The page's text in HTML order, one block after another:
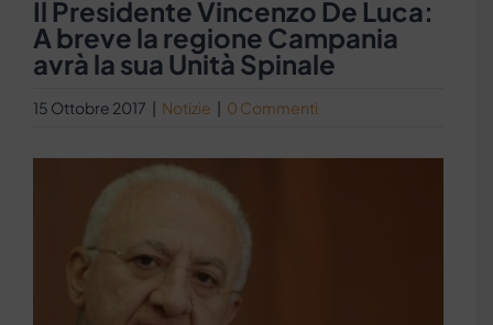
Il Presidente Vincenzo De Luca:
A breve la regione Campania
avrà la sua Unità Spinale
15 Ottobre 2017 | Notizie | 0 Commenti
Ingrandisci
immagine